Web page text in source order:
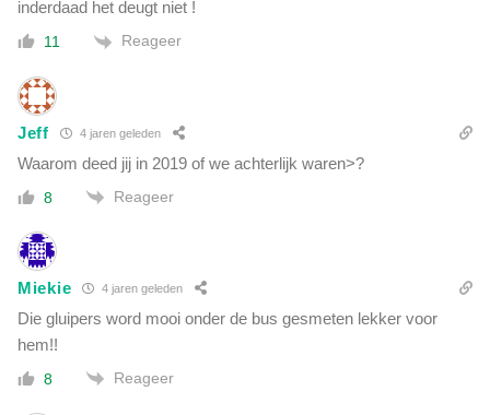
inderdaad het deugt niet !
11 Reageer
Jeff 4 jaren geleden
Waarom deed jij in 2019 of we achterlijk waren>?
8 Reageer
Miekie 4 jaren geleden
Die gluipers word mooi onder de bus gesmeten lekker voor
hem!!
8 Reageer